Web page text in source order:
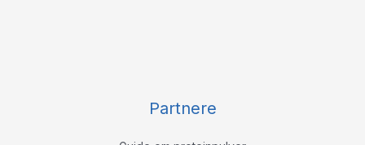
Partnere